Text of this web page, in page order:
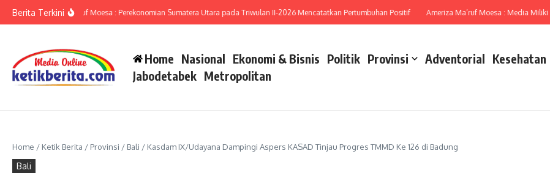
Berita Terkini
Ameriza Ma’ruf Moesa : Perekonomian Sumatera Utara pada Triwulan II-2026 Mencatatkan Pertumbuhan Positif Ameriza Ma’ruf Moesa : Media Miliki
Home Nasional Ekonomi & Bisnis Politik Provinsi Adventorial Kesehatan
Jabodetabek Metropolitan
Home / Ketik Berita / Provinsi / Bali / Kasdam IX/Udayana Dampingi Aspers KASAD Tinjau Progres TMMD Ke 126 di Badung
Bali